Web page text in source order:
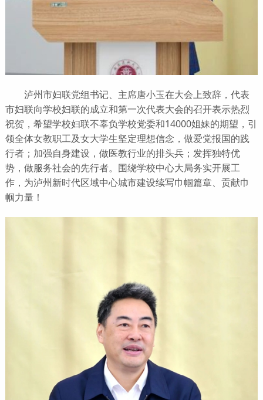
泸州市妇联党组书记、主席唐小玉在大会上致辞，代表
市妇联向学校妇联的成立和第一次代表大会的召开表示热烈
祝贺，希望学校妇联不辜负学校党委和14000姐妹的期望，引
领全体女教职工及女大学生坚定理想信念，做爱党报国的践
行者；加强自身建设，做医教行业的排头兵；发挥独特优
势，做服务社会的先行者。围绕学校中心大局务实开展工
作，为泸州新时代区域中心城市建设续写巾帼篇章、贡献巾
帼力量！